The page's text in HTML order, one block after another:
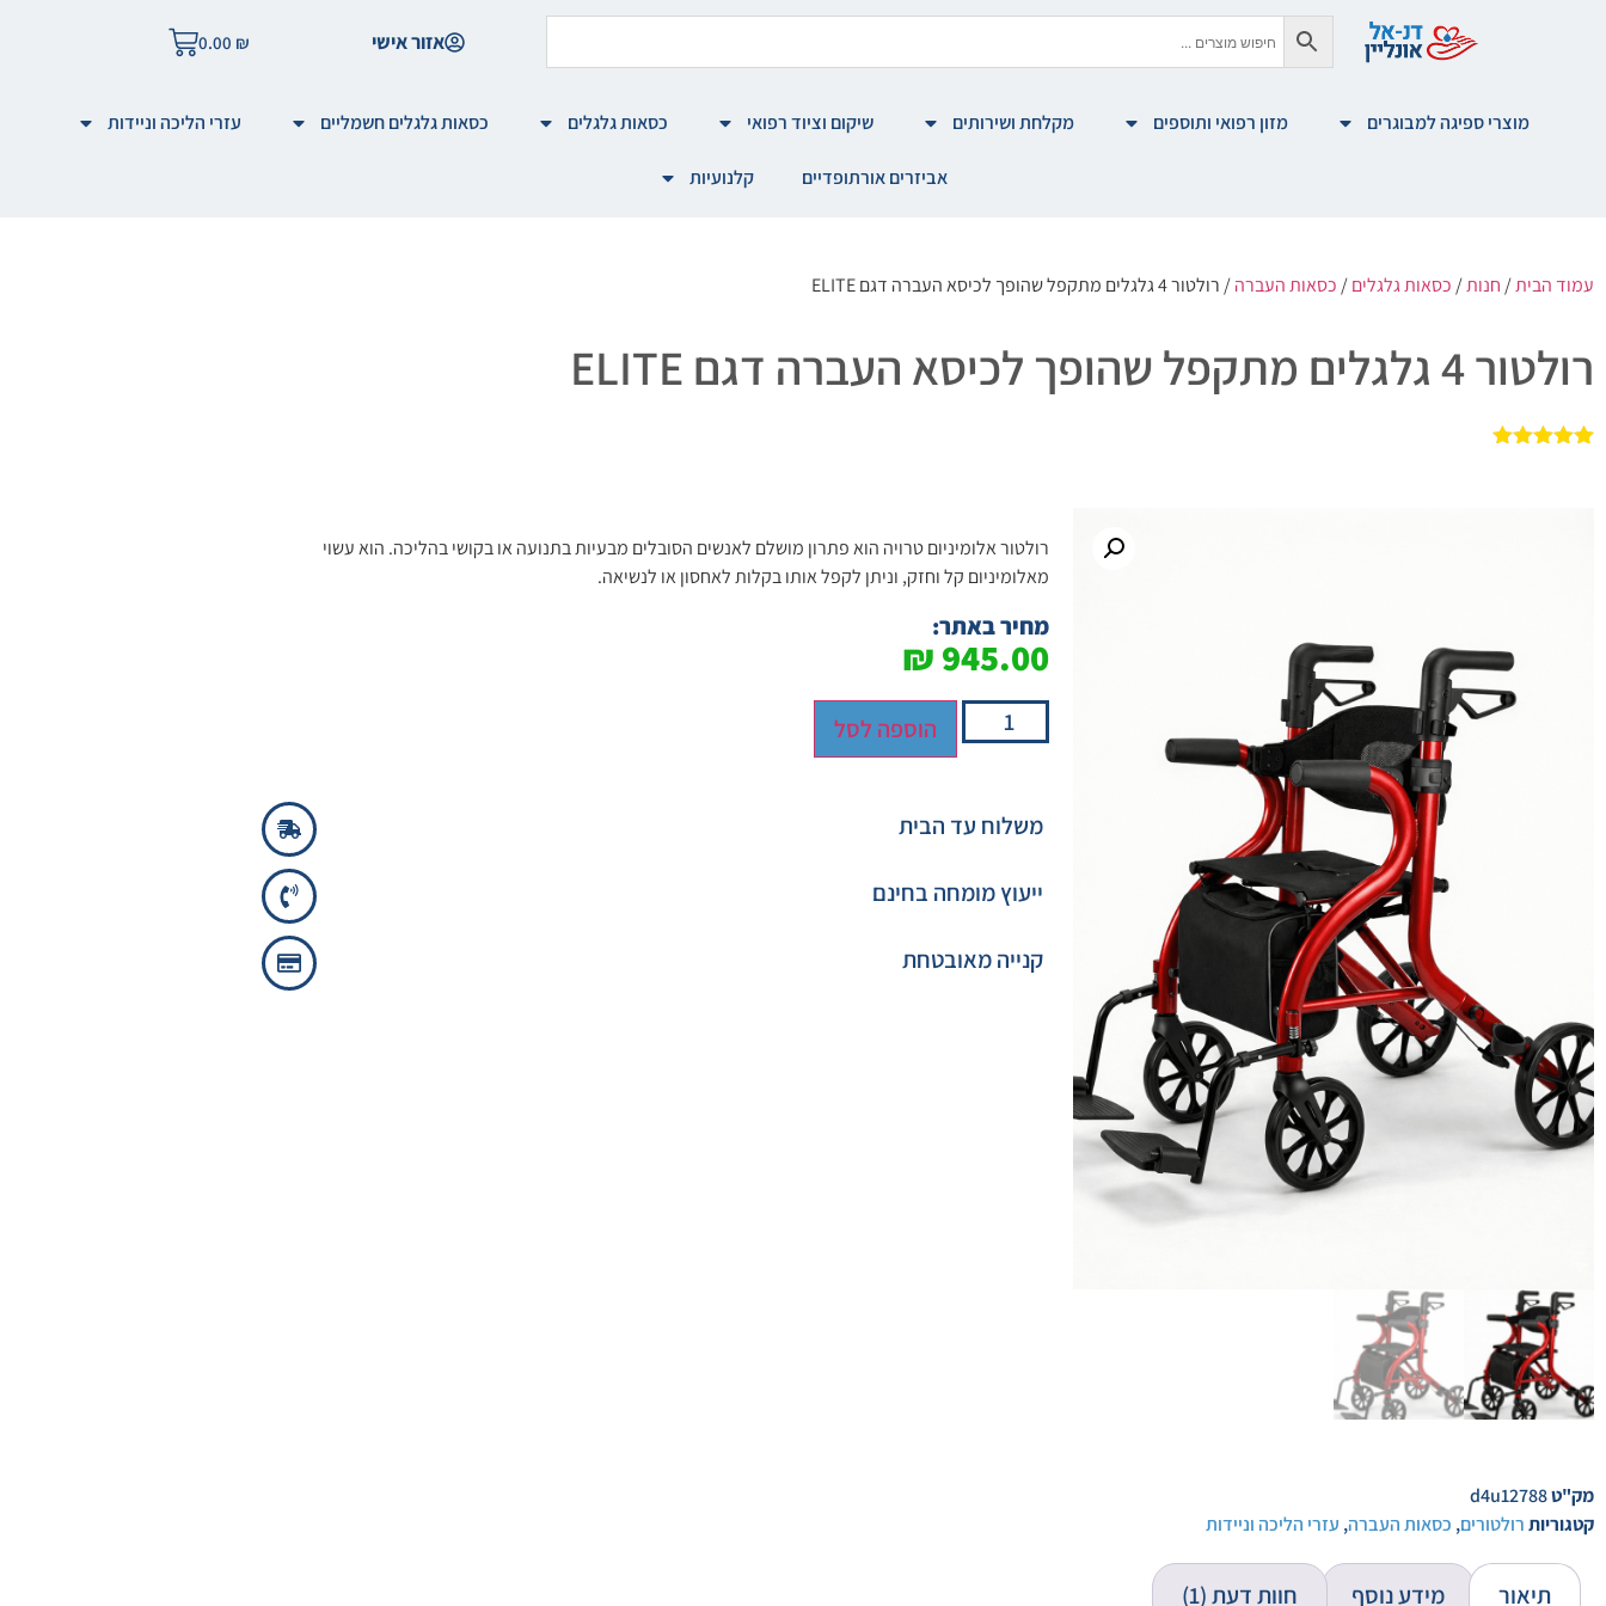
אזור אישי 0.00 ₪
מוצרי ספיגה למבוגרים מזון רפואי ותוספים מקלחת ושירותים שיקום וציוד רפואי כסאות גלגלים כסאות גלגלים חשמליים עזרי הליכה וניידות
אביזרים אורתופדיים קלנועיות
עמוד הבית/ חנות/ כסאות גלגלים/ כסאות העברה/ רולטור 4 גלגלים מתקפל שהופך לכיסא העברה דגם ELITE
רולטור 4 גלגלים מתקפל שהופך לכיסא העברה דגם ELITE
מק"טd4u12788
קטגוריותרולטורים, כסאות העברה, עזרי הליכה וניידות
רולטור אלומיניום טרויה הוא פתרון מושלם לאנשים הסובלים מבעיות בתנועה או בקושי בהליכה. הוא עשוי
מאלומיניום קל וחזק, וניתן לקפל אותו בקלות לאחסון או לנשיאה.
מחיר באתר:
945.00
₪
הוספה לסל
משלוח עד הבית
ייעוץ מומחה בחינם
קנייה מאובטחת
תיאור מידע נוסף חוות דעת (1)